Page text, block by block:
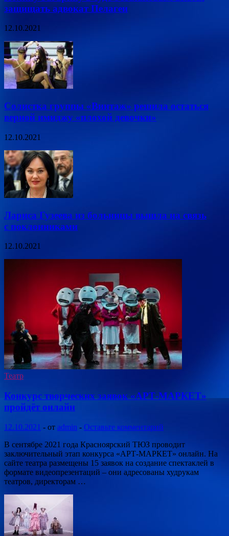
защищать адвокат Пелагеи
12.10.2021
Солистка группы «Винтаж» решила остаться
верной имиджу «плохой девочки»
12.10.2021
Лариса Гузеева из больницы вышла на связь
с поклонниками
12.10.2021
Театр
Конкурс творческих заявок «АРТ-МАРКЕТ»
пройдёт онлайн
12.10.2021 - от admin - Оставьте комментарий
В сентябре 2021 года Красноярский ТЮЗ проводит
заключительный этап конкурса «АРТ-МАРКЕТ» онлайн. На
сайте театра размещены 15 заявок на создание спектаклей в
формате видеопрезентаций – они адресованы худрукам
театров, директорам …